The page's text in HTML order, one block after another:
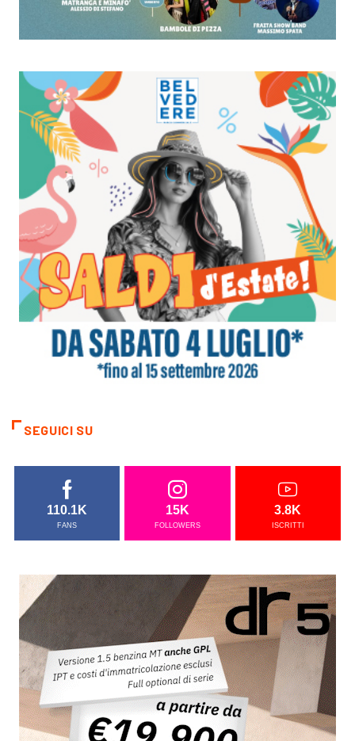
SEGUICI SU
110.1K
FANS
15K
FOLLOWERS
3.8K
ISCRITTI